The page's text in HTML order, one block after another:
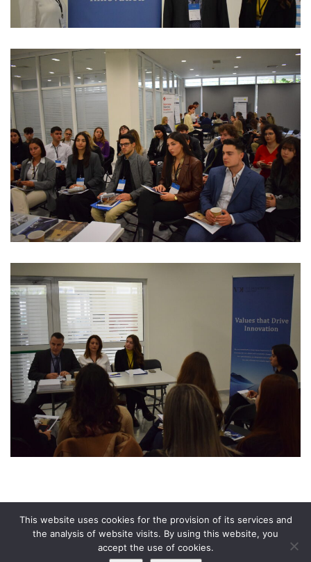
Κοινοποίηση σε
This website uses cookies for the provision of its services and
the analysis of website visits. By using this website, you
accept the use of cookies.